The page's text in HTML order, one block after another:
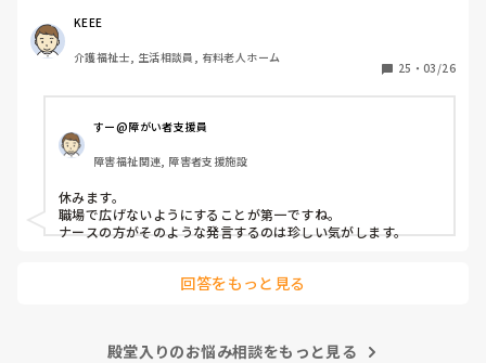
熱が低く微熱でもしんどいので)
皆さんの意見が聞きたいです。
KEEE
介護福祉士, 生活相談員, 有料老人ホーム
25 ・ 03/26
すー@障がい者支援員
障害福祉関連, 障害者支援施設
休みます。
職場で広げないようにすることが第一ですね。
ナースの方がそのような発言するのは珍しい気がします。
回答をもっと見る
殿堂入りのお悩み相談をもっと見る